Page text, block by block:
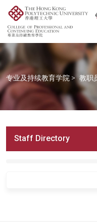
专业及持续教育学院 > 教职
Staff Directory